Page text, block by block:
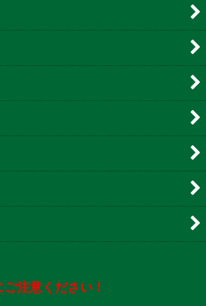
注意ください！